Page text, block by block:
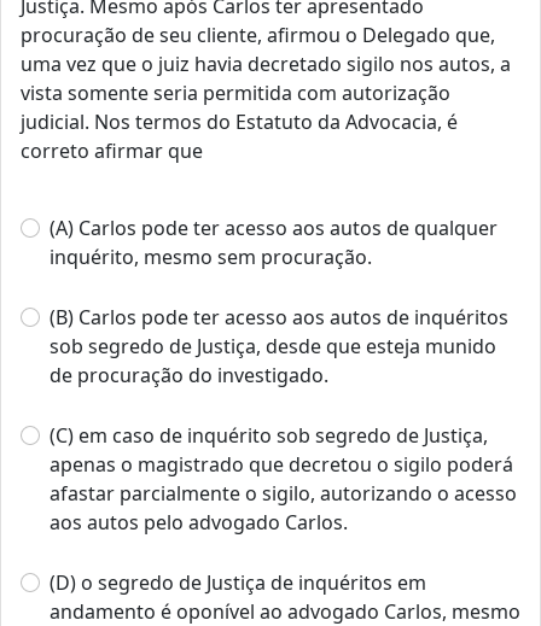
Justiça. Mesmo após Carlos ter apresentado
procuração de seu cliente, afirmou o Delegado que,
uma vez que o juiz havia decretado sigilo nos autos, a
vista somente seria permitida com autorização
judicial. Nos termos do Estatuto da Advocacia, é
correto afirmar que
(A) Carlos pode ter acesso aos autos de qualquer
inquérito, mesmo sem procuração.
(B) Carlos pode ter acesso aos autos de inquéritos
sob segredo de Justiça, desde que esteja munido
de procuração do investigado.
(C) em caso de inquérito sob segredo de Justiça,
apenas o magistrado que decretou o sigilo poderá
afastar parcialmente o sigilo, autorizando o acesso
aos autos pelo advogado Carlos.
(D) o segredo de Justiça de inquéritos em
andamento é oponível ao advogado Carlos, mesmo